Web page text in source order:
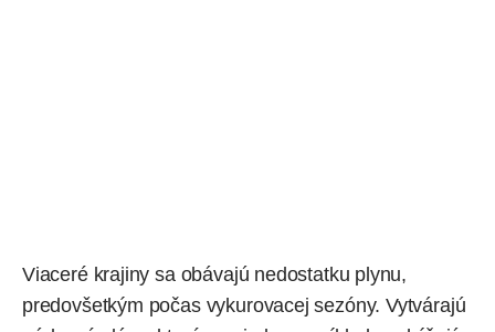
Viaceré krajiny sa obávajú nedostatku plynu,
predovšetkým počas vykurovacej sezóny. Vytvárajú